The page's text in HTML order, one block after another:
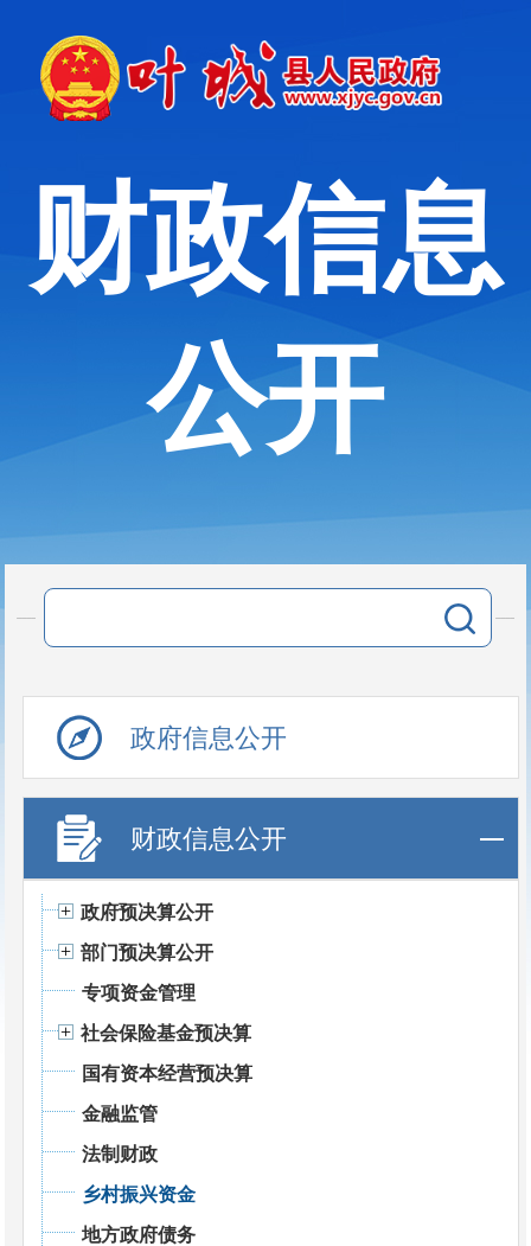
财政信息
公开
政府信息公开
财政信息公开
政府预决算公开
部门预决算公开
专项资金管理
社会保险基金预决算
国有资本经营预决算
金融监管
法制财政
乡村振兴资金
地方政府债务